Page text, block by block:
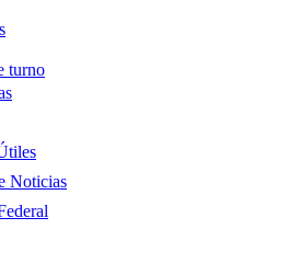
turno
Noticias